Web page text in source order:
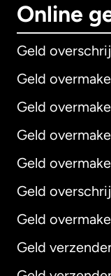
Online
Geld
Geld
Geld
Geld
Geld
Geld
Geld
Geld